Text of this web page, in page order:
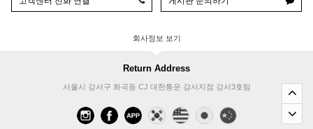
회사정보
Return Address
서울시 강서구 화곡동 CJ 대한통운 강서지점 강서3호팀